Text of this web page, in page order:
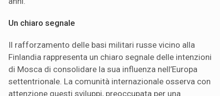
Un chiaro segnale
Il rafforzamento delle basi militari russe vicino alla
Finlandia rappresenta un chiaro segnale delle intenzioni
di Mosca di consolidare la sua influenza nell’Europa
settentrionale. La comunità internazionale osserva con
attenzione questi sviluppi, preoccupata per una